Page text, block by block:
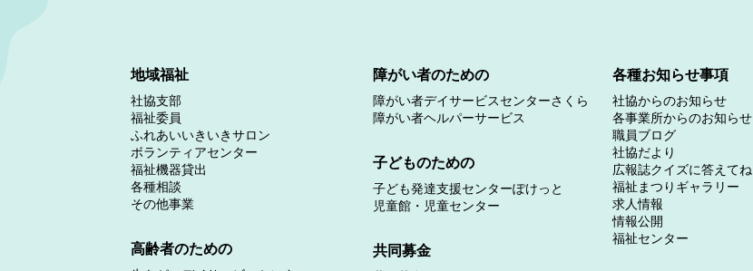
地域福祉
社協支部
福祉委員
ふれあいいきいきサロン
ボランティアセンター
福祉機器貸出
各種相談
その他事業
高齢者のための
障がい者のための
障がい者デイサービスセンターさくら
障がい者ヘルパーサービス
子どものための
子ども発達支援センターぽけっと
児童館・児童センター
共同募金
各種お知らせ事項
社協からのお知らせ
各事業所からのお知らせ
職員ブログ
社協だより
広報誌クイズに答えてね
福祉まつりギャラリー
求人情報
情報公開
福祉センター